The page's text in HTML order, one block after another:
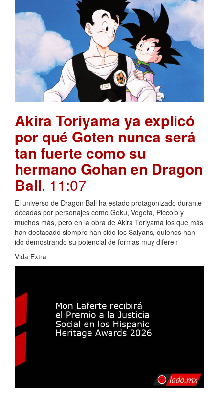
Akira Toriyama ya explicó
por qué Goten nunca será
tan fuerte como su
hermano Gohan en Dragon
Ball. 11:07
El universo de Dragon Ball ha estado protagonizado durante
décadas por personajes como Goku, Vegeta, Piccolo y
muchos más, pero en la obra de Akira Toriyama los que más
han destacado siempre han sido los Saiyans, quienes han
ido demostrando su potencial de formas muy diferen
Vida Extra